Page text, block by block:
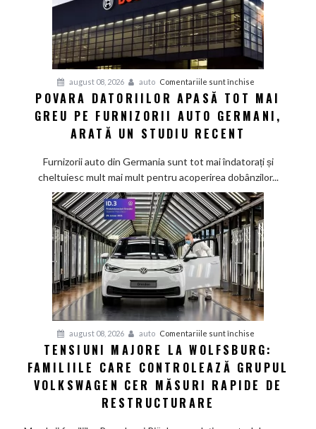
august 08, 2026 auto Comentariile sunt închise
Povara
datoriilor
mai
greu
furnizorii
auto
germani,
arată
un
studiu
recent
POVARA DATORIILOR APASĂ TOT MAI
GREU PE FURNIZORII AUTO GERMANI,
ARATĂ UN STUDIU RECENT
Furnizorii auto din Germania sunt tot mai îndatorați și
cheltuiesc mult mai mult pentru acoperirea dobânzilor...
august 08, 2026 auto Comentariile sunt închise
Tensiuni
majore
la
care
TENSIUNI MAJORE LA WOLFSBURG:
FAMILIILE CARE CONTROLEAZĂ GRUPUL
VOLKSWAGEN CER MĂSURI RAPIDE DE
RESTRUCTURARE